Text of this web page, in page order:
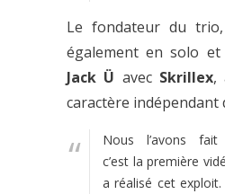
Le fondateur du
également en solo
Jack Ü avec Skrillex,
caractère indépendant
Nous l’avons fait
c’est la première
a réalisé cet